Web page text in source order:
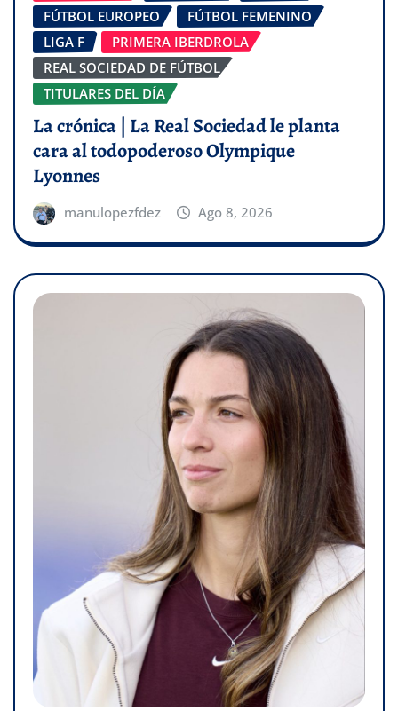
FÚTBOL EUROPEO
FÚTBOL FEMENINO
LIGA F
PRIMERA IBERDROLA
REAL SOCIEDAD DE FÚTBOL
TITULARES DEL DÍA
La crónica | La Real Sociedad le planta
cara al todopoderoso Olympique
Lyonnes
manulopezfdez Ago 8, 2026